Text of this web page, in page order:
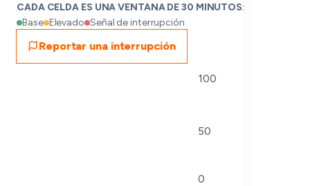
CADA CELDA ES UNA VENTANA DE 30 MINUTOS:
Base Elevado Señal de interrupción
Reportar una interrupción
100
50
0